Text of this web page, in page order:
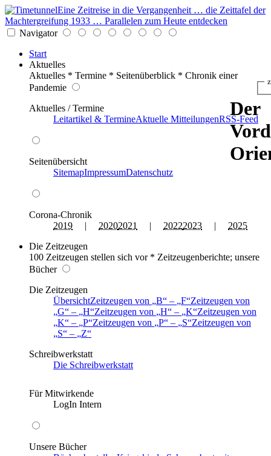
Eine Zeitreise in die Vergangenheit … die Zeittafel der
Machtergreifung 1933 … Parallelen zum Heute entdecken
Navigator
Start
Aktuelles
Aktuelles * Termine * Seitenüberblick * Chronik einer
Pandemie
Aktuelles / Termine
Leitartikel & TermineAktuelle MitteilungenRSS-Feed
Seitenübersicht
SitemapImpressumDatenschutz
Corona-Chronik
2019 | 20202021 | 20222023 | 2025
Die Zeitzeugen
100 Zeitzeugen stellen sich vor * Zeitzeugenberichte; unsere
Bücher
Die Zeitzeugen
ÜbersichtZeitzeugen von B – F Zeitzeugen von
G
– H Zeitzeugen von H – K Zeitzeugen von
K
– P Zeitzeugen von P – S Zeitzeugen von
S
–
Z
Schreibwerkstatt
Die Schreibwerkstatt
Für Mitwirkende
LogIn Intern
Unsere Bücher
Der